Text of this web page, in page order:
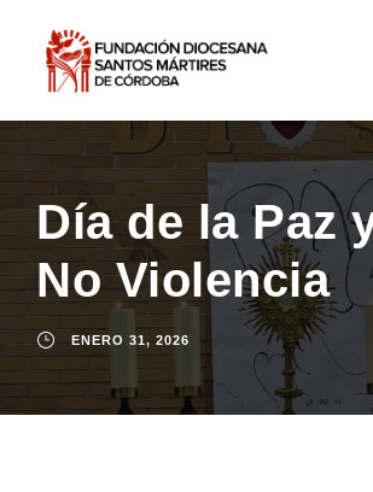
Día de la Paz
No Violencia
ENERO 31, 2026